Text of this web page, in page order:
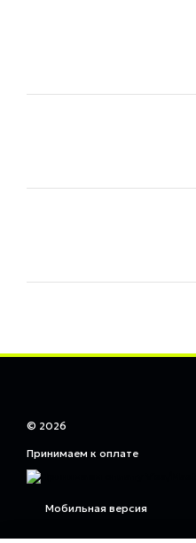
© 2026
Принимаем к оплате
Мобильная версия